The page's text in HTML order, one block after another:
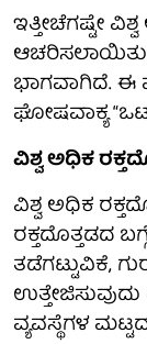
ಇತ್ತೀಚೆಗಷ್ಟೇ
ಆಚರಿಸಲಾಯಿತು.
ಭಾಗವಾಗಿದೆ. ಈ
ಘೋಷವಾಕ್ಯ
ವಿಶ್ವ ಅಧಿಕ
ವಿಶ್ವ ಅಧಿಕ
ರಕ್ತದೊತ್ತಡದ
ತಡೆಗಟ್ಟುವಿಕೆ,
ವ್ಯವಸ್ಥೆಗಳ